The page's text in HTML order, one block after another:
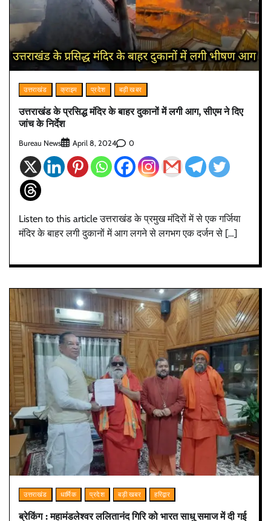
उत्तराखंड क्राइम प्रदेश बड़ी खबर
उत्तराखंड के प्रसिद्ध मंदिर के बाहर दुकानों में लगी आग, सीएम ने दिए
जांच के निर्देश
Bureau News April 8, 2024 0
Listen to this article उत्तराखंड के प्रमुख मंदिरों में से एक गर्जिया
मंदिर के बाहर लगी दुकानों में आग लगने से लगभग एक दर्जन से […]
उत्तराखंड धार्मिक प्रदेश बड़ी खबर हरिद्वार
ब्रेकिंग : महामंडलेश्वर ललितानंद गिरि को भारत साधु समाज में दी गई